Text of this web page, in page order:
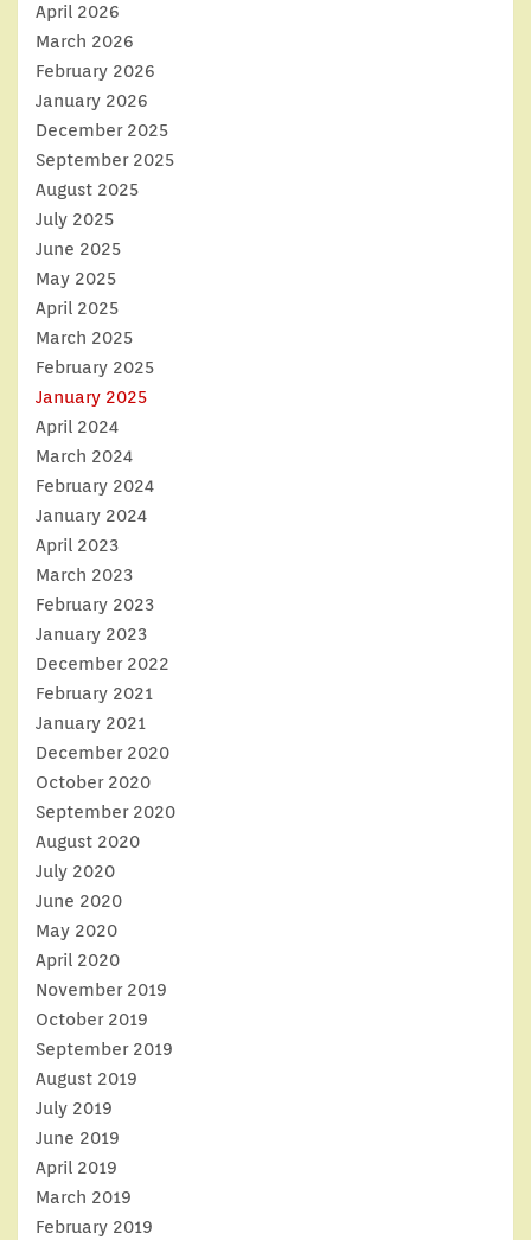
April 2026
March 2026
February 2026
January 2026
December 2025
September 2025
August 2025
July 2025
June 2025
May 2025
April 2025
March 2025
February 2025
January 2025
April 2024
March 2024
February 2024
January 2024
April 2023
March 2023
February 2023
January 2023
December 2022
February 2021
January 2021
December 2020
October 2020
September 2020
August 2020
July 2020
June 2020
May 2020
April 2020
November 2019
October 2019
September 2019
August 2019
July 2019
June 2019
April 2019
March 2019
February 2019